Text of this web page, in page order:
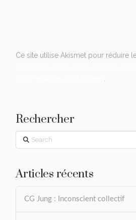
Ce site utilise Akismet pour réduire
Rechercher
Search
Articles récents
CG Jung : Inconscient collectif